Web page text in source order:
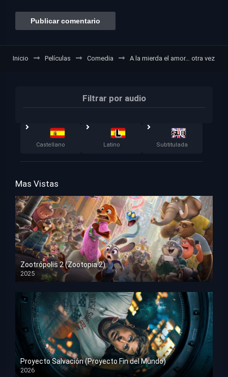
Inicio Películas Comedia A la mierda el amor… otra vez
Filtrar por audio
Castellano Latino Subtitulada
Mas Vistas
Zootrópolis 2 (Zootopia 2)
2025
HD 1080p
Proyecto Salvación (Proyecto Fin del Mundo)
2026
HD 1080p